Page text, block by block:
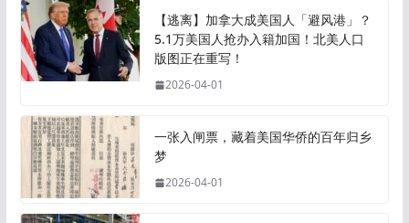
【逃离】加拿大成美国人「避风港」？
5.1万美国人抢办入籍加国！北美人口
版图正在重写！
2026-04-01
一张入闸票，藏着美国华侨的百年归乡
梦
2026-04-01